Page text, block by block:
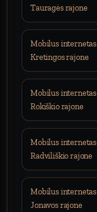
Tauragės rajone
Mobilus internetas
Kretingos rajone
Mobilus internetas
Rokiškio rajone
Mobilus internetas
Radviliškio rajone
Mobilus internetas
Jonavos rajone